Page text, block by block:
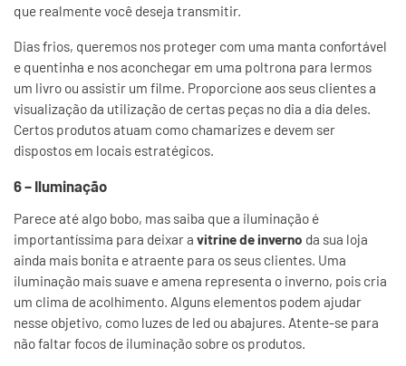
que realmente você deseja transmitir.
Dias frios, queremos nos proteger com uma manta confortável
e quentinha e nos aconchegar em uma poltrona para lermos
um livro ou assistir um filme. Proporcione aos seus clientes a
visualização da utilização de certas peças no dia a dia deles.
Certos produtos atuam como chamarizes e devem ser
dispostos em locais estratégicos.
6 – Iluminação
Parece até algo bobo, mas saiba que a iluminação é
importantíssima para deixar a vitrine de inverno da sua loja
ainda mais bonita e atraente para os seus clientes. Uma
iluminação mais suave e amena representa o inverno, pois cria
um clima de acolhimento. Alguns elementos podem ajudar
nesse objetivo, como luzes de led ou abajures. Atente-se para
não faltar focos de iluminação sobre os produtos.